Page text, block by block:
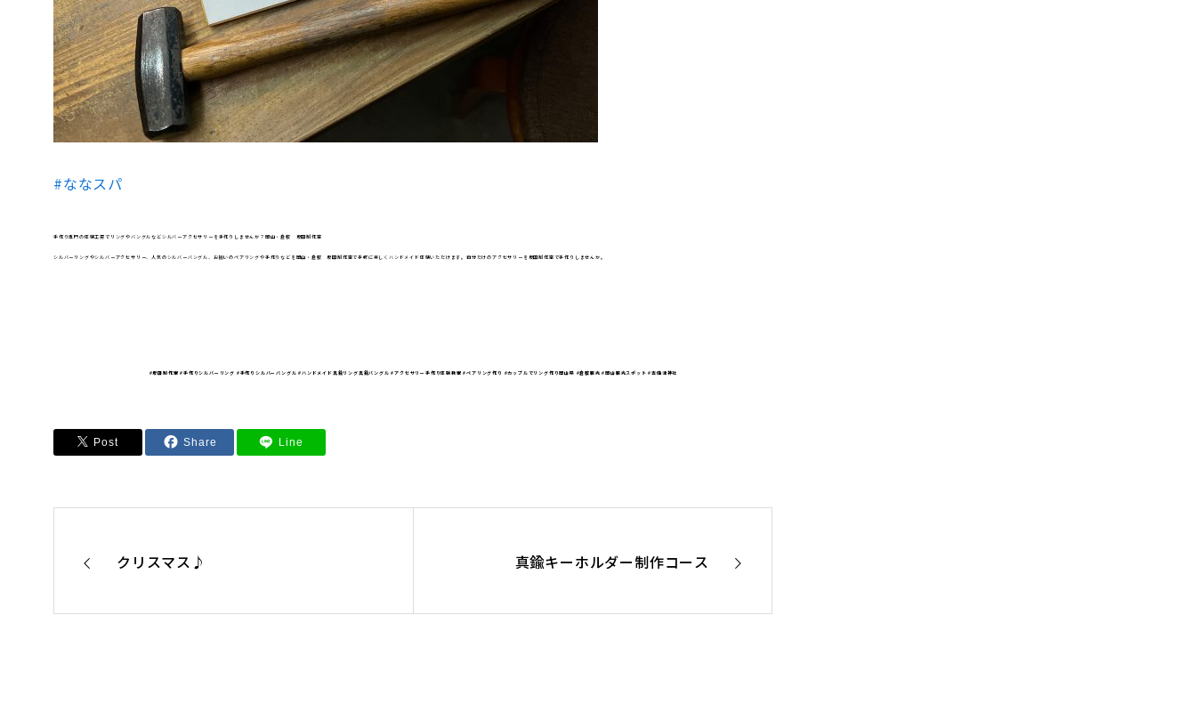
#ななスパ
手作り専門の体験工房でリングやバングルなどシルバーアクセサリーを手作りしませんか？岡山・倉敷 坂田制作室
シルバーリングやシルバーアクセサリー、人気のシルバーバングル、お揃いのペアリングや手作りなどを岡山・倉敷 坂田制作室で手軽に楽しくハンドメイド体験いただけます。自分だけのアクセサリーを坂田制作室で手作りしませんか。
#坂田制作室 #手作りシルバーリング #手作りシルバーバングル #ハンドメイド真鍮リング真鍮バングル #アクセサリー手作り体験教室 #ペアリング作り #カップルでリング作り岡山県 #倉敷観光 #岡山観光スポット #吉備津神社
Post Share Line
クリスマス♪ 真鍮キーホルダー制作コース